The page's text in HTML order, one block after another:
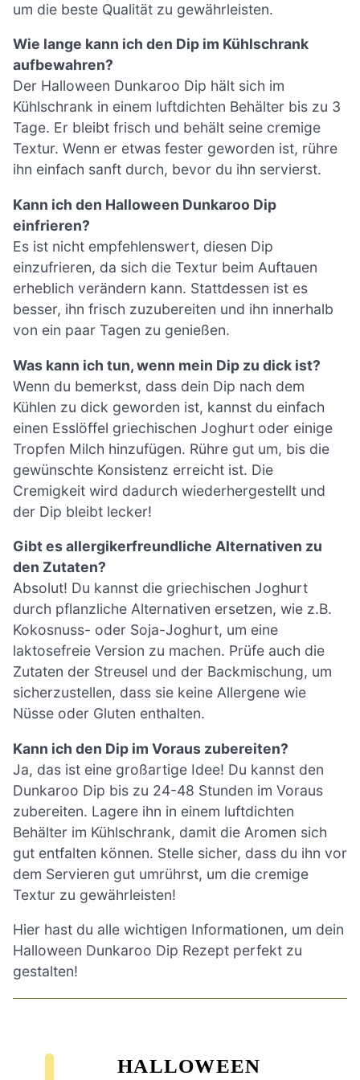
um die beste Qualität zu gewährleisten.
Wie lange kann ich den Dip im Kühlschrank
aufbewahren?
Der Halloween Dunkaroo Dip hält sich im
Kühlschrank in einem luftdichten Behälter bis zu 3
Tage. Er bleibt frisch und behält seine cremige
Textur. Wenn er etwas fester geworden ist, rühre
ihn einfach sanft durch, bevor du ihn servierst.
Kann ich den Halloween Dunkaroo Dip
einfrieren?
Es ist nicht empfehlenswert, diesen Dip
einzufrieren, da sich die Textur beim Auftauen
erheblich verändern kann. Stattdessen ist es
besser, ihn frisch zuzubereiten und ihn innerhalb
von ein paar Tagen zu genießen.
Was kann ich tun, wenn mein Dip zu dick ist?
Wenn du bemerkst, dass dein Dip nach dem
Kühlen zu dick geworden ist, kannst du einfach
einen Esslöffel griechischen Joghurt oder einige
Tropfen Milch hinzufügen. Rühre gut um, bis die
gewünschte Konsistenz erreicht ist. Die
Cremigkeit wird dadurch wiederhergestellt und
der Dip bleibt lecker!
Gibt es allergikerfreundliche Alternativen zu
den Zutaten?
Absolut! Du kannst die griechischen Joghurt
durch pflanzliche Alternativen ersetzen, wie z.B.
Kokosnuss- oder Soja-Joghurt, um eine
laktosefreie Version zu machen. Prüfe auch die
Zutaten der Streusel und der Backmischung, um
sicherzustellen, dass sie keine Allergene wie
Nüsse oder Gluten enthalten.
Kann ich den Dip im Voraus zubereiten?
Ja, das ist eine großartige Idee! Du kannst den
Dunkaroo Dip bis zu 24-48 Stunden im Voraus
zubereiten. Lagere ihn in einem luftdichten
Behälter im Kühlschrank, damit die Aromen sich
gut entfalten können. Stelle sicher, dass du ihn vor
dem Servieren gut umrührst, um die cremige
Textur zu gewährleisten!
Hier hast du alle wichtigen Informationen, um dein
Halloween Dunkaroo Dip Rezept perfekt zu
gestalten!
HALLOWEEN